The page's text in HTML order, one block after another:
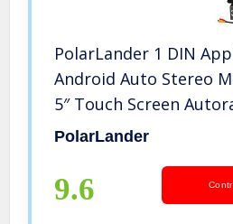
PolarLander 1 DIN
Android Auto Stereo
5″ Touch Screen
Supporto Bluetooth
Link + 8 LED
PolarLander
9.6